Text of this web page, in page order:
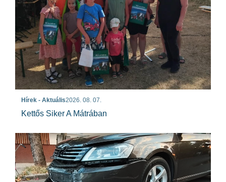
Hírek - Aktuális2026. 08. 07.
Kettős Siker A Mátrában